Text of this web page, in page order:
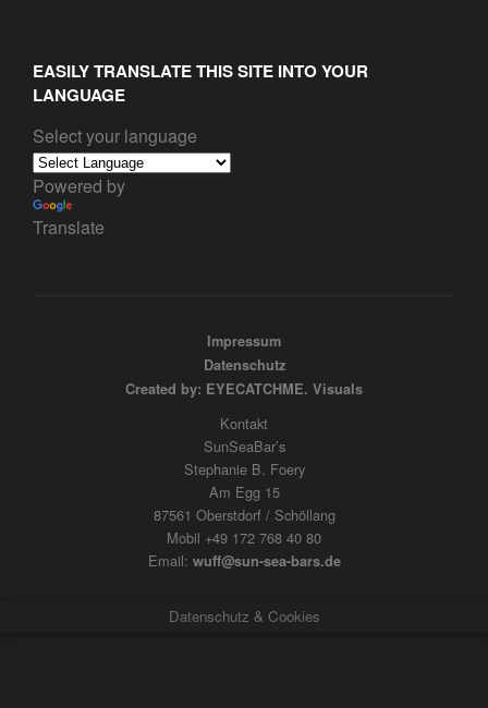
EASILY TRANSLATE THIS SITE INTO YOUR
LANGUAGE
Select your language
Powered by
Translate
Impressum
Datenschutz
Created by: EYECATCHME. Visuals
Kontakt
SunSeaBar’s
Stephanie B. Foery
Am Egg 15
87561 Oberstdorf / Schöllang
Mobil +49 172 768 40 80
Email: wuff@sun-sea-bars.de
Datenschutz & Cookies